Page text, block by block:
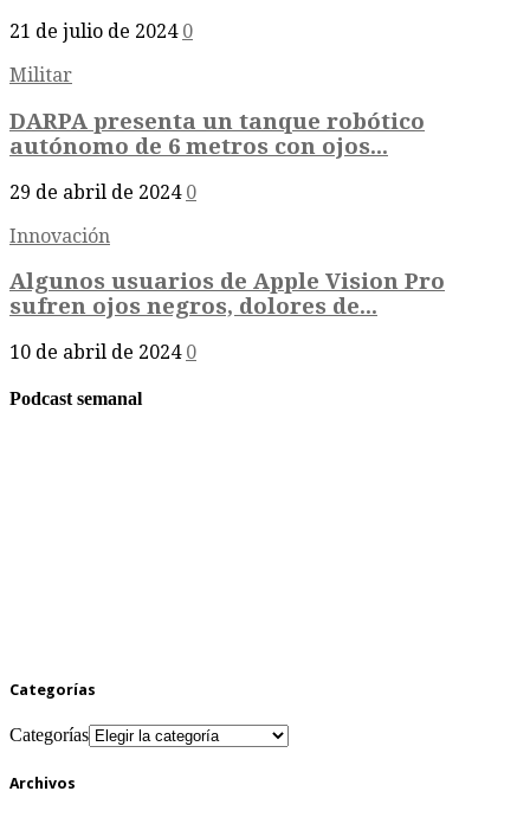
21 de julio de 2024 0
Militar
DARPA presenta un tanque robótico
autónomo de 6 metros con ojos...
29 de abril de 2024 0
Innovación
Algunos usuarios de Apple Vision Pro
sufren ojos negros, dolores de...
10 de abril de 2024 0
Podcast semanal
Categorías
Categorías
Archivos